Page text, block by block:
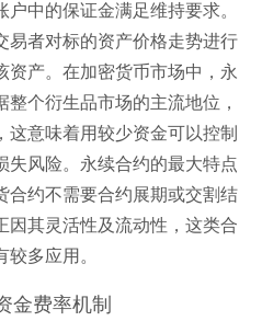
中的保证金满足维持要求。
易者对标的资产价格走势进行
资产。在加密货币市场中，永
个衍生品市场的主流地位，
意味着用较少资金可以控制
失风险。永续合约的最大特点
合约不需要合约展期或交割结
因其灵活性及流动性，这类合
多应用。
金费率机制